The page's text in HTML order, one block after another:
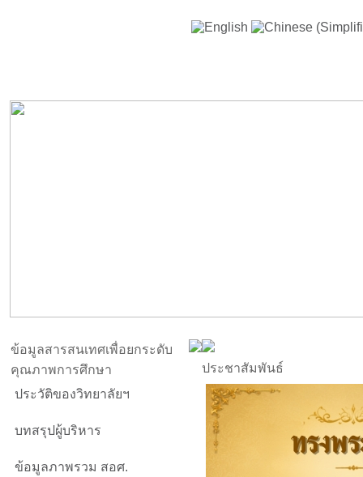
ข้อมูลสารสนเทศเพื่อยกระดับ
คุณภาพการศึกษา
ประวัติของวิทยาลัยฯ
บทสรุปผู้บริหาร
ข้อมูลภาพรวม สอศ.
ประชาสัมพันธ์